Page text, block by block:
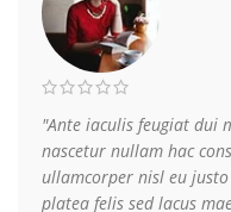
"Ante iaculis feugiat dui
nascetur nullam hac
ullamcorper nisl eu
platea felis sed lacus